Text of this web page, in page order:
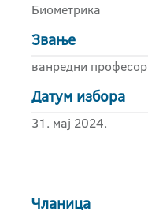
Биометрика
Звање
ванредни професор
Датум избора
31. мај 2024.
Чланица